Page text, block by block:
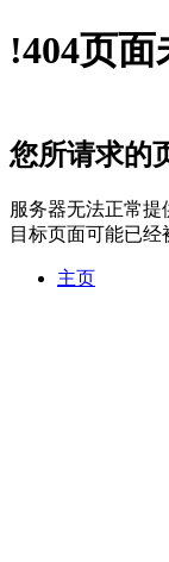
!404页面
您所请求的
服务器无法正常提
目标页面可能已
主页